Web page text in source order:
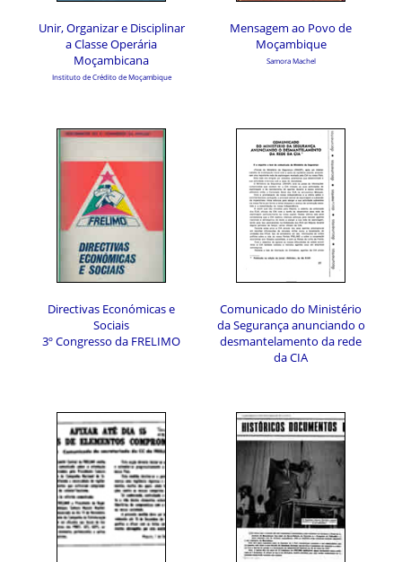
Unir, Organizar e Disciplinar
a Classe Operária
Moçambicana
Instituto de Crédito de Moçambique
Mensagem ao Povo de
Moçambique
Samora Machel
Directivas Económicas e
Sociais
3º Congresso da FRELIMO
Comunicado do Ministério
da Segurança anunciando o
desmantelamento da rede
da CIA